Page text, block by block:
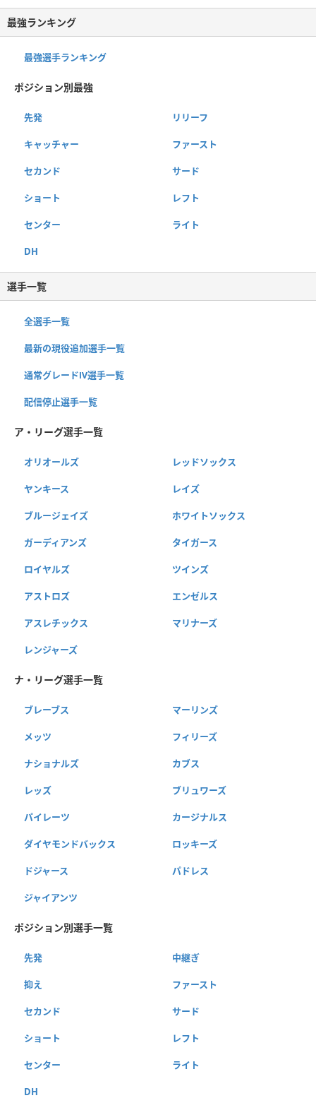
最強ランキング
最強選手ランキング
ポジション別最強
先発 リリーフ
キャッチャー ファースト
セカンド サード
ショート レフト
センター ライト
DH
選手一覧
全選手一覧
最新の現役追加選手一覧
通常グレードⅣ選手一覧
配信停止選手一覧
ア・リーグ選手一覧
オリオールズ レッドソックス
ヤンキース レイズ
ブルージェイズ ホワイトソックス
ガーディアンズ タイガース
ロイヤルズ ツインズ
アストロズ エンゼルス
アスレチックス マリナーズ
レンジャーズ
ナ・リーグ選手一覧
ブレーブス マーリンズ
メッツ フィリーズ
ナショナルズ カブス
レッズ ブリュワーズ
パイレーツ カージナルス
ダイヤモンドバックス ロッキーズ
ドジャース パドレス
ジャイアンツ
ポジション別選手一覧
先発 中継ぎ
抑え ファースト
セカンド サード
ショート レフト
センター ライト
DH